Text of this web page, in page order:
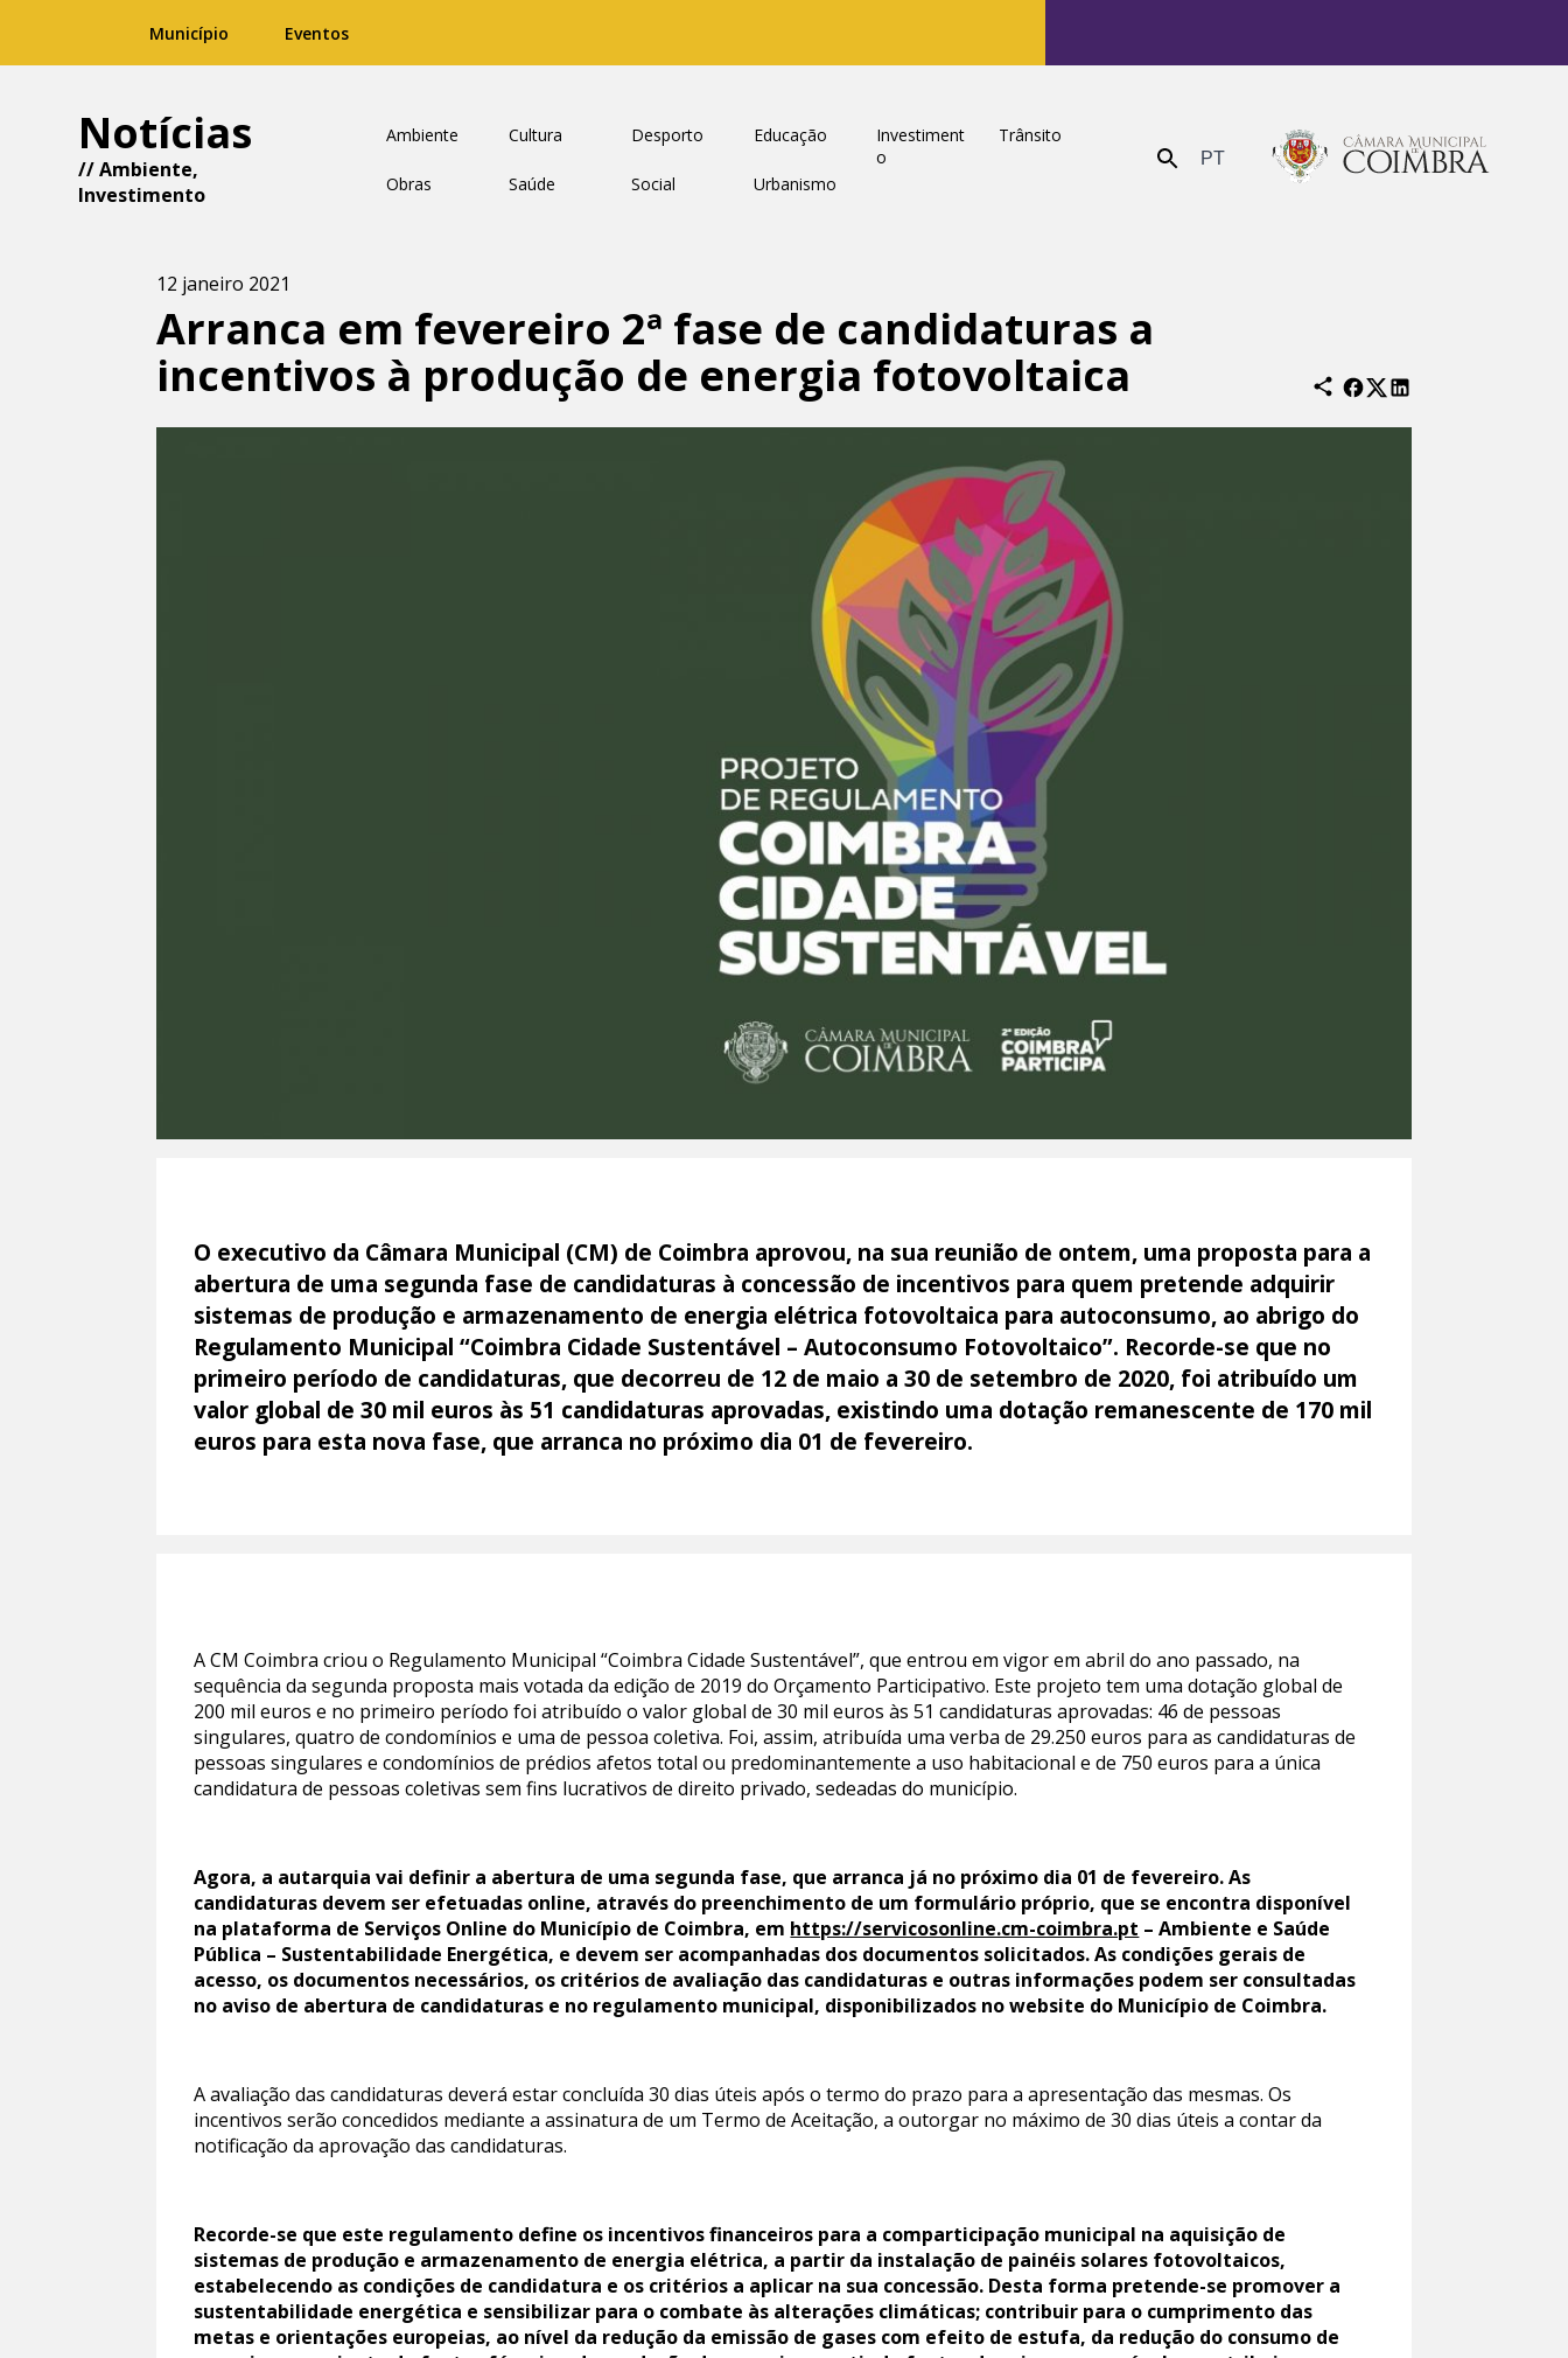
Município Eventos
Notícias
//Ambiente,
Investimento
Ambiente Cultura Desporto Educação
Investiment
o
Trânsito
Obras Saúde Social Urbanismo
Enviar PT
12 janeiro 2021
Arranca em fevereiro 2ª fase de candidaturas a
incentivos à produção de energia fotovoltaica
O executivo da Câmara Municipal (CM) de Coimbra aprovou, na sua reunião de ontem, uma proposta para a
abertura de uma segunda fase de candidaturas à concessão de incentivos para quem pretende adquirir
sistemas de produção e armazenamento de energia elétrica fotovoltaica para autoconsumo, ao abrigo do
Regulamento Municipal “Coimbra Cidade Sustentável – Autoconsumo Fotovoltaico”. Recorde-se que no
primeiro período de candidaturas, que decorreu de 12 de maio a 30 de setembro de 2020, foi atribuído um
valor global de 30 mil euros às 51 candidaturas aprovadas, existindo uma dotação remanescente de 170 mil
euros para esta nova fase, que arranca no próximo dia 01 de fevereiro.
A CM Coimbra criou o Regulamento Municipal “Coimbra Cidade Sustentável”, que entrou em vigor em abril do ano passado, na
sequência da segunda proposta mais votada da edição de 2019 do Orçamento Participativo. Este projeto tem uma dotação global de
200 mil euros e no primeiro período foi atribuído o valor global de 30 mil euros às 51 candidaturas aprovadas: 46 de pessoas
singulares, quatro de condomínios e uma de pessoa coletiva. Foi, assim, atribuída uma verba de 29.250 euros para as candidaturas de
pessoas singulares e condomínios de prédios afetos total ou predominantemente a uso habitacional e de 750 euros para a única
candidatura de pessoas coletivas sem fins lucrativos de direito privado, sedeadas do município.
Agora, a autarquia vai definir a abertura de uma segunda fase, que arranca já no próximo dia 01 de fevereiro. As
candidaturas devem ser efetuadas online, através do preenchimento de um formulário próprio, que se encontra disponível
na plataforma de Serviços Online do Município de Coimbra, em https://servicosonline.cm-coimbra.pt – Ambiente e Saúde
Pública – Sustentabilidade Energética, e devem ser acompanhadas dos documentos solicitados. As condições gerais de
acesso, os documentos necessários, os critérios de avaliação das candidaturas e outras informações podem ser consultadas
no aviso de abertura de candidaturas e no regulamento municipal, disponibilizados no website do Município de Coimbra.
A avaliação das candidaturas deverá estar concluída 30 dias úteis após o termo do prazo para a apresentação das mesmas. Os
incentivos serão concedidos mediante a assinatura de um Termo de Aceitação, a outorgar no máximo de 30 dias úteis a contar da
notificação da aprovação das candidaturas.
Recorde-se que este regulamento define os incentivos financeiros para a comparticipação municipal na aquisição de
sistemas de produção e armazenamento de energia elétrica, a partir da instalação de painéis solares fotovoltaicos,
estabelecendo as condições de candidatura e os critérios a aplicar na sua concessão. Desta forma pretende-se promover a
sustentabilidade energética e sensibilizar para o combate às alterações climáticas; contribuir para o cumprimento das
metas e orientações europeias, ao nível da redução da emissão de gases com efeito de estufa, da redução do consumo de